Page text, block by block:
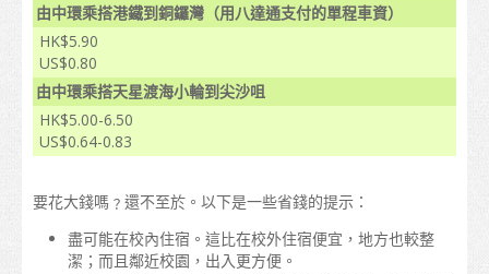
交通
地圖
學生心聲
亞洲
大洋洲
由中環乘搭港鐵到銅鑼灣（用八達通支付的單程車資）
HK$5.90
US$0.80
由中環乘搭天星渡海小輪到尖沙咀
HK$5.00-6.50
US$0.64-0.83
要花大錢嗎﹖還不至於。以下是一些省錢的提示：
盡可能在校內住宿。這比在校外住宿便宜，地方也較整
潔；而且鄰近校園，出入更方便。